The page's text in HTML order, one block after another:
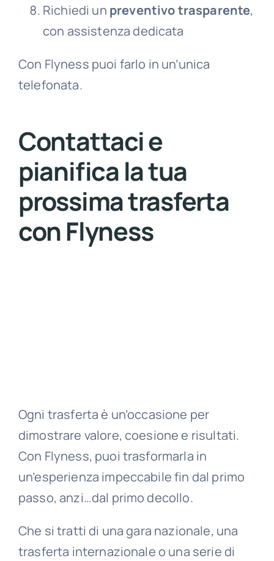
Richiedi un preventivo trasparente,
con assistenza dedicata
Con Flyness puoi farlo in un’unica
telefonata.
Contattaci e
pianifica la tua
prossima trasferta
con Flyness
Ogni trasferta è un’occasione per
dimostrare valore, coesione e risultati.
Con Flyness, puoi trasformarla in
un’esperienza impeccabile fin dal primo
passo, anzi…dal primo decollo.
Che si tratti di una gara nazionale, una
trasferta internazionale o una serie di